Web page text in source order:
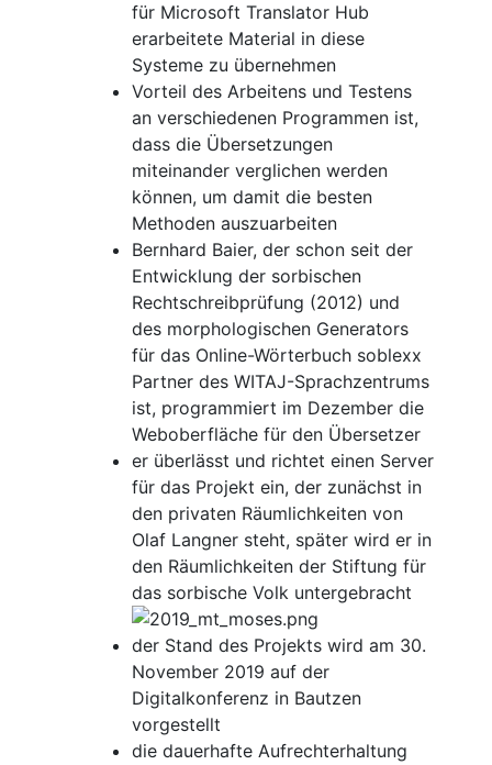
für Microsoft Translator Hub
erarbeitete Material in diese
Systeme zu übernehmen
Vorteil des Arbeitens und Testens
an verschiedenen Programmen ist,
dass die Übersetzungen
miteinander verglichen werden
können, um damit die besten
Methoden auszuarbeiten
Bernhard Baier, der schon seit der
Entwicklung der sorbischen
Rechtschreibprüfung (2012) und
des morphologischen Generators
für das Online-Wörterbuch soblexx
Partner des WITAJ-Sprachzentrums
ist, programmiert im Dezember die
Weboberfläche für den Übersetzer
er überlässt und richtet einen Server
für das Projekt ein, der zunächst in
den privaten Räumlichkeiten von
Olaf Langner steht, später wird er in
den Räumlichkeiten der Stiftung für
das sorbische Volk untergebracht
der Stand des Projekts wird am 30.
November 2019 auf der
Digitalkonferenz in Bautzen
vorgestellt
die dauerhafte Aufrechterhaltung